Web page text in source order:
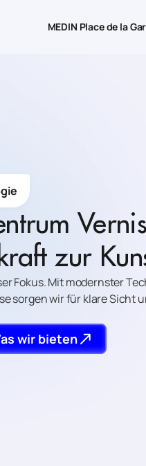
MEDIN Place de la
zur
Fokus. Mit modernster
sorgen wir für klare Sicht
wir bieten